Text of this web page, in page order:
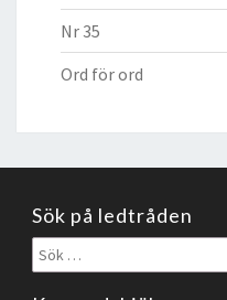
Nr 35
Ord för ord
Sök på ledtråden
Sök
efter: